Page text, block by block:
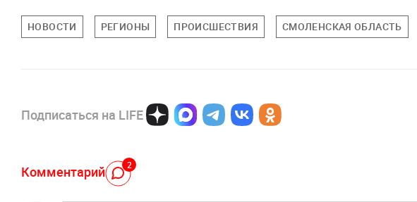
НОВОСТИ РЕГИОНЫ ПРОИСШЕСТВИЯ СМОЛЕНСКАЯ ОБЛАСТЬ
Подписаться на LIFE
Комментарий 2